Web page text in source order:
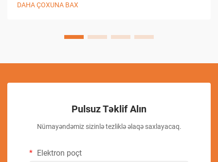
birləşmiş...
DAHA ÇOXUNA BAX
Pulsuz Təklif Alın
Nümayəndəmiz sizinlə tezliklə əlaqə saxlayacaq.
Elektron poçt